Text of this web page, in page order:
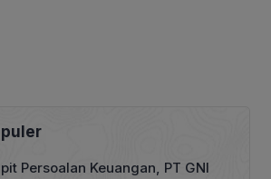
Persoalan Keuangan, PT GNI